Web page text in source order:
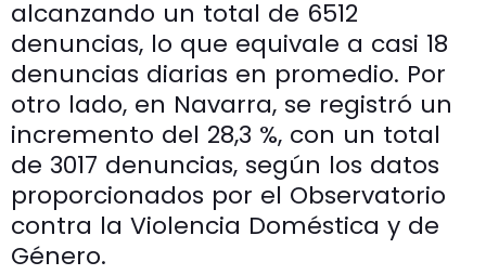
alcanzando un total de 6512
denuncias, lo que equivale a casi 18
denuncias diarias en promedio. Por
otro lado, en Navarra, se registró un
incremento del 28,3 %, con un total
de 3017 denuncias, según los datos
proporcionados por el Observatorio
contra la Violencia Doméstica y de
Género.